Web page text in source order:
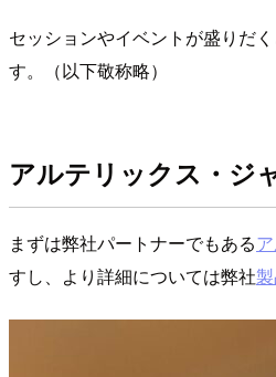
セッションやイベントが盛りだ
す。（以下敬称略）
アルテリックス・ジ
まずは弊社パートナーでもある
すし、より詳細については弊社